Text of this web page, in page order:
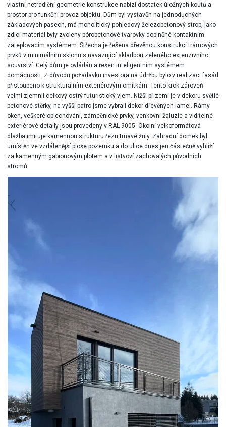
vlastní netradiční geometrie konstrukce nabízí dostatek úložných koutů a
prostor pro funkční provoz objektu. Dům byl vystavěn na jednoduchých
základových pasech, má monolitický pohledový železobetonový strop, jako
zdicí materiál byly zvoleny pórobetonové tvarovky doplněné kontaktním
zateplovacím systémem. Střecha je řešena dřevěnou konstrukcí trámových
prvků v minimálním sklonu s navazující skladbou zeleného extenzivního
souvrství. Celý dům je ovládán a řešen inteligentním systémem
domácnosti. Z důvodu požadavku investora na údržbu bylo v realizaci fasád
přistoupeno k strukturálním exteriérovým omítkám. Tento krok zároveň
velmi zjemnil celkový ostrý futuristický vjem. Nižší přízemí je v dekoru světlé
betonové stěrky, na vyšší patro jsme vybrali dekor dřevěných lamel. Rámy
oken, veškeré oplechování, zámečnické prvky, venkovní žaluzie a viditelné
exteriérové detaily jsou provedeny v RAL 9005. Okolní velkoformátová
dlažba imituje kamennou strukturu řezu tmavé žuly. Zahradní domek byl
umístěn ve vzdálenější ploše pozemku a do ulice dnes jen částečně vyhlíží
za kamenným gabionovým plotem a v listvoví zachovalých původních
stromů.